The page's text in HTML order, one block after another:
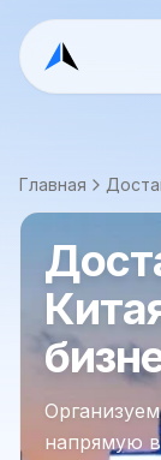
Главная
напрямую